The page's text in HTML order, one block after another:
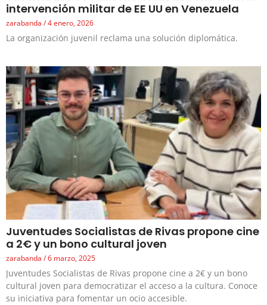
intervención militar de EE UU en Venezuela
zarabanda 4 enero, 2026
La organización juvenil reclama una solución diplomática.
Juventudes Socialistas de Rivas propone cine
a 2€ y un bono cultural joven
zarabanda 6 marzo, 2025
Juventudes Socialistas de Rivas propone cine a 2€ y un bono
cultural joven para democratizar el acceso a la cultura. Conoce
su iniciativa para fomentar un ocio accesible.